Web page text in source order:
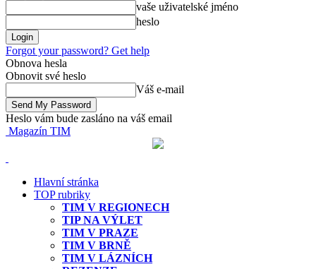
vaše uživatelské jméno
heslo
Forgot your password? Get help
Obnova hesla
Obnovit své heslo
Váš e-mail
Heslo vám bude zasláno na váš email
Magazín TIM
Hlavní stránka
TOP rubriky
TIM V REGIONECH
TIP NA VÝLET
TIM V PRAZE
TIM V BRNĚ
TIM V LÁZNÍCH